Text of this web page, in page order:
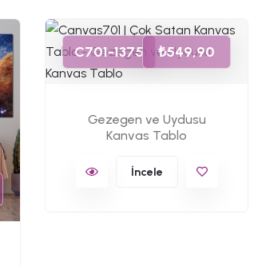
C701-1375 ₺549,90
Gezegen ve Uydusu
Kanvas Tablo
İncele